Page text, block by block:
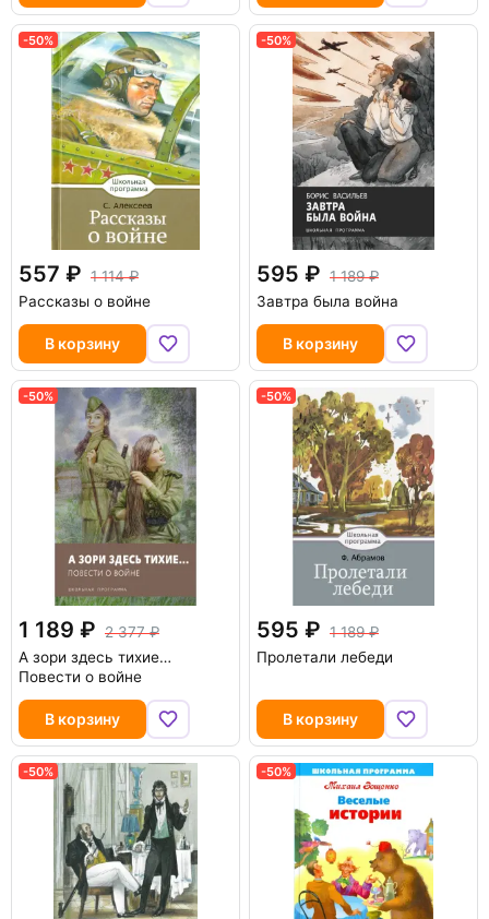
-50%
557
1 114
Рассказы о войне
В корзину
-50%
595
1 189
Завтра была война
В корзину
-50%
1 189
2 377
А зори здесь тихие…
Повести о войне
В корзину
-50%
595
1 189
Пролетали лебеди
В корзину
-50% -50%